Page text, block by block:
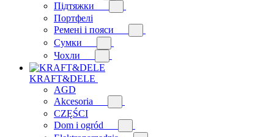
Підтяжки
Портфелі
Ремені і пояси
Сумки
Чохли
KRAFT&DELE
AGD
Akcesoria
CZĘŚCI
Dom i ogród